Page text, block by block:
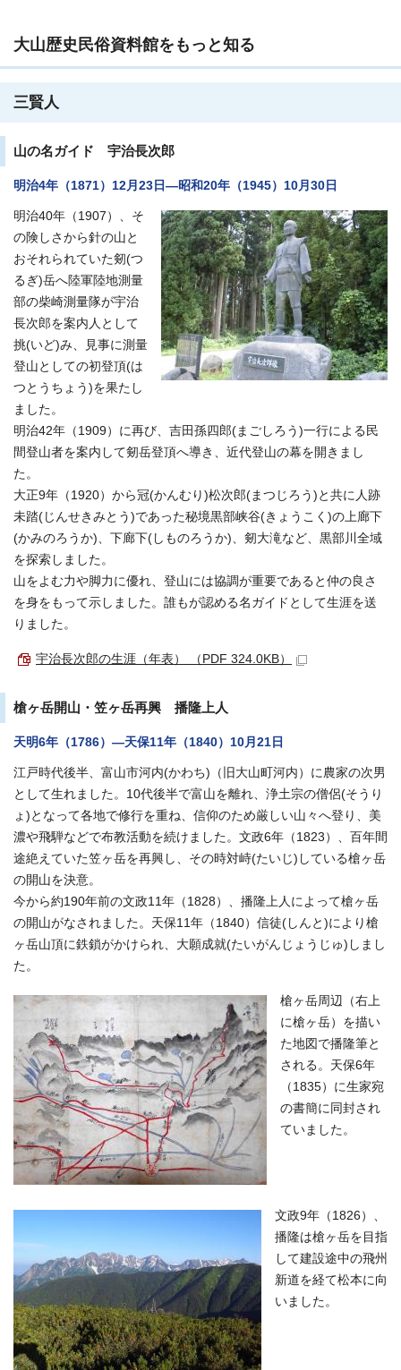
大山歴史民俗資料館をもっと知る
三賢人
山の名ガイド 宇治長次郎
明治4年（1871）12月23日―昭和20年（1945）10月30日
明治40年（1907）、そ
の険しさから針の山と
おそれられていた剱(つ
るぎ)岳へ陸軍陸地測量
部の柴崎測量隊が宇治
長次郎を案内人として
挑(いど)み、見事に測量
登山としての初登頂(は
つとうちょう)を果たし
ました。
明治42年（1909）に再び、吉田孫四郎(まごしろう)一行による民
間登山者を案内して剱岳登頂へ導き、近代登山の幕を開きまし
た。
大正9年（1920）から冠(かんむり)松次郎(まつじろう)と共に人跡
未踏(じんせきみとう)であった秘境黒部峡谷(きょうこく)の上廊下
(かみのろうか)、下廊下(しものろうか)、剱大滝など、黒部川全域
を探索しました。
山をよむ力や脚力に優れ、登山には協調が重要であると仲の良さ
を身をもって示しました。誰もが認める名ガイドとして生涯を送
りました。
宇治長次郎の生涯（年表） （PDF 324.0KB）
槍ヶ岳開山・笠ヶ岳再興 播隆上人
天明6年（1786）―天保11年（1840）10月21日
江戸時代後半、富山市河内(かわち)（旧大山町河内）に農家の次男
として生れました。10代後半で富山を離れ、浄土宗の僧侶(そうり
ょ)となって各地で修行を重ね、信仰のため厳しい山々へ登り、美
濃や飛騨などで布教活動を続けました。文政6年（1823）、百年間
途絶えていた笠ヶ岳を再興し、その時対峙(たいじ)している槍ヶ岳
の開山を決意。
今から約190年前の文政11年（1828）、播隆上人によって槍ヶ岳
の開山がなされました。天保11年（1840）信徒(しんと)により槍
ヶ岳山頂に鉄鎖がかけられ、大願成就(たいがんじょうじゅ)しまし
た。
槍ヶ岳周辺（右上
に槍ヶ岳）を描い
た地図で播隆筆と
される。天保6年
（1835）に生家宛
の書簡に同封され
ていました。
文政9年（1826）、
播隆は槍ヶ岳を目指
して建設途中の飛州
新道を経て松本に向
いました。